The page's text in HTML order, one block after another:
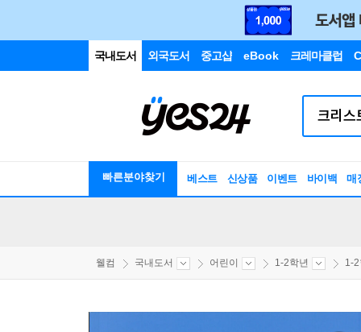
국내도서 외국도서 중고샵 eBook 크레마클럽
빠른분야찾기 베스트 신상품 이벤트 바이백 매
웰컴 국내도서 어린이 1-2학년 1-